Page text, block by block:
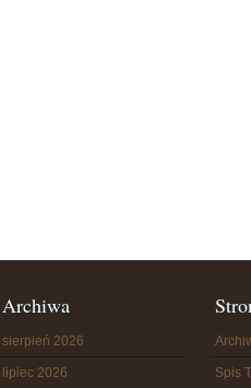
Archiwa
sierpień 2026
lipiec 2026 Spis